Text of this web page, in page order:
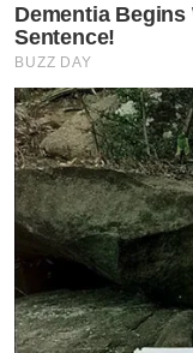
Dementia Begins
Sentence!
BUZZ DAY